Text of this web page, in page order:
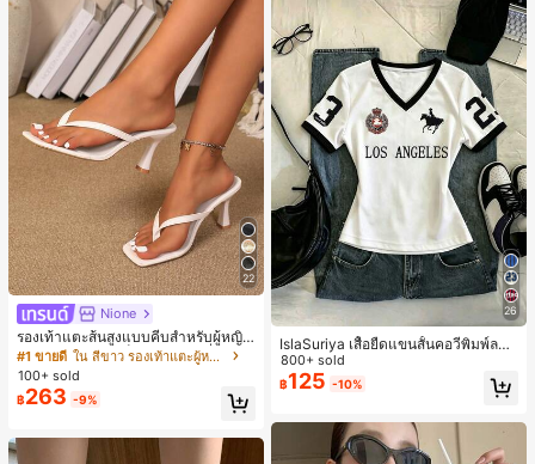
22
Nione
รองเท้าแตะส้นสูงแบบคีบสำหรับผู้หญิง
สไตล์คลาสสิก สีบล็อก สไตล์แฟรี่ฤดูร้อ
น ส้นเข็ม รองเท้าแตะแบบคีบ รองเท้าแ
ตะชายหาดแฟชั่นสายไขว้ รองเท้าผู้ห
ญิง สำหรับออฟฟิศ บ้าน กลางแจ้ง ดีไซ
น์หัวเหลี่ยม ชิคและหรูหรา สำหรับเดทไ
นท์
#1 ขายดี
ใน สีขาว รองเท้าแตะผู้หญิง
100+ sold
฿263 -9%
26
IslaSuriya เสื้อยืดแขนสั้นคอวีพิมพ์ลาย
สีตัดกันสำหรับผู้หญิง
800+ sold
฿125 -10%